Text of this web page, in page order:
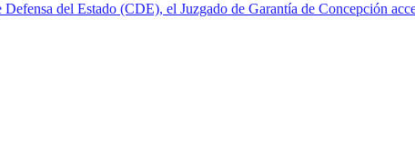
del Estado (CDE), el Juzgado de Garantía de Concepción